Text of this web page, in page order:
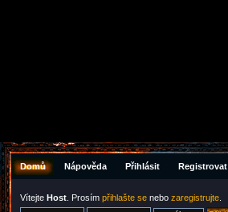
Domů Nápověda Přihlásit Registrovat
Vítejte Host . Prosím přihlašte se nebo zaregistrujte